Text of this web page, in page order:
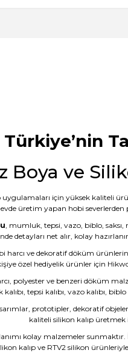
Türkiye’nin
Boya ve
için yüksek kaliteli
evde üretim yapan hobi severlerden
, mumluk, tepsi, vazo, biblo,
detayları net alır, kolay
harcı ve dekoratif döküm
özel hediyelik ürünler için
polyester ve benzeri döküm
tepsi kalıbı, vazo kalıbı,
prototipler, dekoratif
kaliteli silikon kalıp
kolay malzemeler
kalıp ve RTV2 silikon